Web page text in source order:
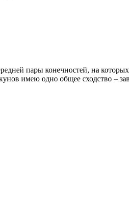
пары конечностей, на
имею одно общее сходство –